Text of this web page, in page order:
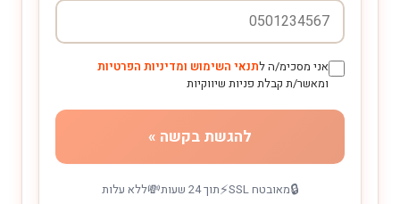
אני מסכימ/ה לתנאי השימוש ומדיניות הפרטיות
ומאשר/ת קבלת פניות שיווקיות
להגשת בקשה »
🔒מאובטח SSL ⚡תוך 24 שעות 💸ללא עלות